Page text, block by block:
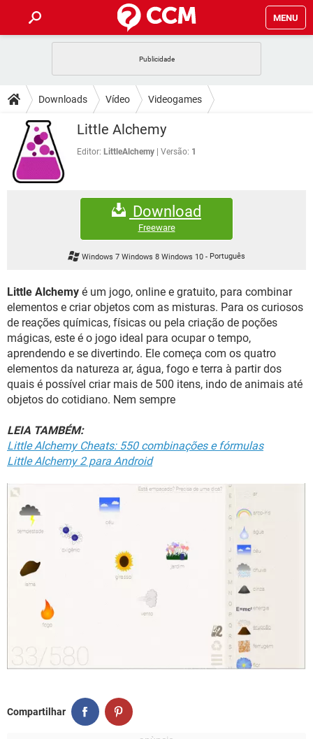
MENU
CELULAR FACEBOOK
OUTLOOK
INSTAGRAM GMAIL
GUIA DE COMPRAS
DICAS
JOGOS WHATSAPP
CELULAR
OUTLOOK
DOWNLOADS
JOGOS WHATSAPP
CELULAR
EXCEL
GMAIL
FÓRUM
FACEBOOK
EXCEL
GMAIL
WHATSAPP
INSTAGRAM GMAIL
GUIA DE COMPRAS
Downloads Vídeo Videogames
Little Alchemy
Editor: LittleAlchemy Versão: 1
Download
Freeware
Windows 7 Windows 8 Windows 10- Português
Little Alchemy é um jogo, online e gratuito, para combinar
elementos e criar objetos com as misturas. Para os curiosos
de reações químicas, físicas ou pela criação de poções
mágicas, este é o jogo ideal para ocupar o tempo,
aprendendo e se divertindo. Ele começa com os quatro
elementos da natureza ar, água, fogo e terra à partir dos
quais é possível criar mais de 500 itens, indo de animais até
objetos do cotidiano. Nem sempre
LEIA TAMBÉM:
Little Alchemy Cheats: 550 combinações e fórmulas
Little Alchemy 2 para Android
Compartilhar